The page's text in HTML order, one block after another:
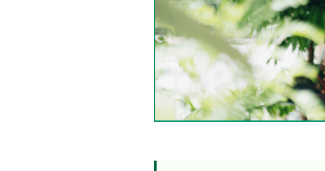
Intégrations
Connectez Brevo à plus de 150 outils numériques
comme Shopify, WordPress, Stripe, Zapier, etc.